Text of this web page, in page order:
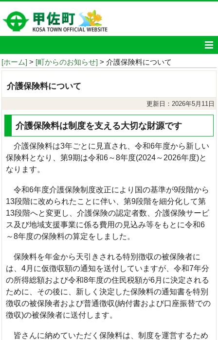
[ホーム] > [町からのお知らせ] > 介護保険料について
介護保険料について
更新日：2026年5月11日
介護保険料は制度を支える大切な財源です
介護保険料は3年ごとに見直され、令和6年度から新しい
保険料となり、第9期は令和6～8年度(2024～2026年度)と
なります。
令和6年度介護保険制度改正により国の基準が9段階から
13段階に改められたことに伴い、第9段階を細分化して第
13段階へと変更し、介護保険の認定者数、介護保険サービ
ス及び地域支援事業に係る費用の見込み等をもとに令和6
～8年度の保険料の算定をしました。
保険料を年金から天引きされる特別徴収の被保険者に
は、4月に仮徴収額の通知を送付していますが、令和7年分
の所得総額および令和8年度の住民税額が6月に決定される
ために、その後に、新しく決定した保険料の通知書を特別
徴収の被保険者および普通徴収(納付書および口座振替での
徴収)の被保険者に送付します。
皆さんに納めていただく保険料は、制度を運営するため